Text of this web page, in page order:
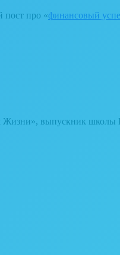
пост про «финансовый
выпускник школы